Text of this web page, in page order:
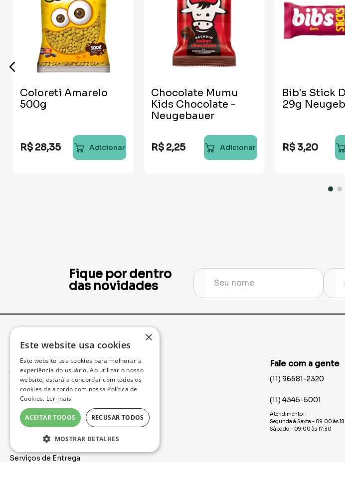
Coloreti Amarelo
500g
R$ 28,35 Adicionar
Chocolate Mumu
Kids Chocolate -
Neugebauer
R$ 2,25 Adicionar
Bib's Stick
29g
R$ 3,20
Fique por dentro
das novidades
Institucional
Acompanhe seu Pedido
Trocas e Devoluções
Política de Privacidade
Formas de Pagamento
Serviços de Entrega
Fale com a gente
(11) 96581-2320
(11) 4345-5001
Atendimento:
Segunda à Sexta - 09:00 às
Sábado - 09:00 às 17:30
×
Este website usa cookies
Este website usa cookies para melhorar a
experiência do usuário. Ao utilizar o nosso
website, estará a concordar com todos os
cookies de acordo com nossa Política de
Cookies. Ler mais
ACEITAR TODOS RECUSAR TODOS
MOSTRAR DETALHES